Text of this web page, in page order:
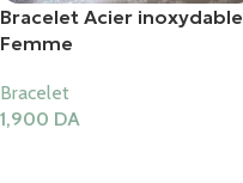
Bracelet Acier inoxydable
Femme
Bracelet
1,900 DA